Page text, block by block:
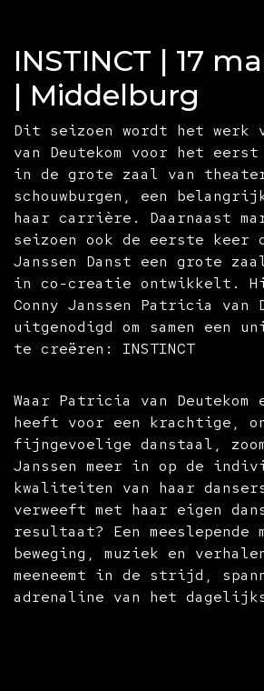
INSTINCT | 17
| Middelburg
Dit seizoen wordt het werk
van Deutekom voor het eerst
in de grote zaal van
schouwburgen, een
haar carrière. Daarnaast
seizoen ook de eerste keer
Janssen Danst een grote
in co-creatie ontwikkelt.
Conny Janssen Patricia van
uitgenodigd om samen een
te creëren: INSTINCT
Waar Patricia van
heeft voor een krachtige,
fijngevoelige danstaal,
Janssen meer in op de
kwaliteiten van haar
verweeft met haar eigen
resultaat? Een meeslepende
beweging, muziek en
meeneemt in de strijd,
adrenaline van het